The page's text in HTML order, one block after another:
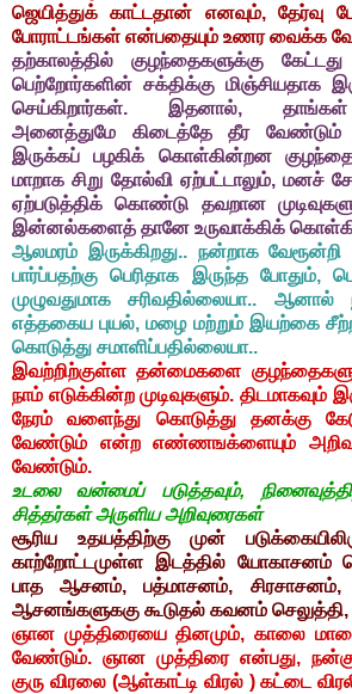
ஜெயித்துக் காட்டதான் எனவும், தேர்வு
போராட்டங்கள் என்பதையும் உணர வைக்க
தற்காலத்தில் குழந்தைகளுக்கு கேட்டது
பெற்றோர்களின் சக்திக்கு மிஞ்சியதாக
செய்கிறார்கள். இதனால்,
அனைத்துமே கிடைத்தே தீர வேண்டும்
இருக்கப் பழகிக் கொள்கின்றன
மாறாக சிறு தோல்வி ஏற்பட்டாலும், மனச்
ஏற்படுத்திக் கொண்டு தவறான
இன்னல்களைத் தானே உருவாக்கிக்
ஆலமரம் இருக்கிறது.. நன்றாக
பார்ப்பதற்கு பெரிதாக இருந்த போதும்,
முழுவதுமாக சரிவதில்லையா.. ஆனால்
எத்தகைய புயல், மழை மற்றும் இயற்கை
கொடுத்து சமாளிப்பதில்லையா..
இவற்றிற்குள்ள தன்மைகளை
நாம் எடுக்கின்ற முடிவுகளும்.
நேரம் வளைந்து கொடுத்து தனக்கு
வேண்டும் என்ற எண்ணஙக்ளையும்
வேண்டும்.
உடலை வன்மைப் படுத்தவும்,
சித்தர்கள் அருளிய அறிவுரைகள்
சூரிய உதயத்திற்கு முன்
காற்றோட்டமுள்ள இடத்தில் யோகாசனம்
பாத ஆசனம், பத்மாசனம்,
ஆசனங்களுககு கூடுதல் கவனம் செலுத்தி,
ஞான முத்திரையை தினமும், காலை
வேண்டும். ஞான முத்திரை என்பது,
குரு விரலை (ஆள்காட்டி விரல் ) கட்டை